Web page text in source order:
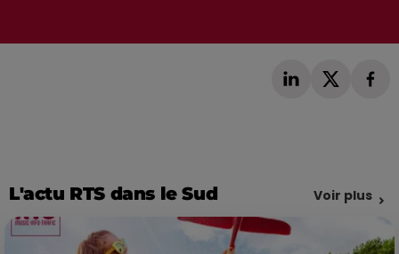
L'actu RTS dans le Sud Voir plus